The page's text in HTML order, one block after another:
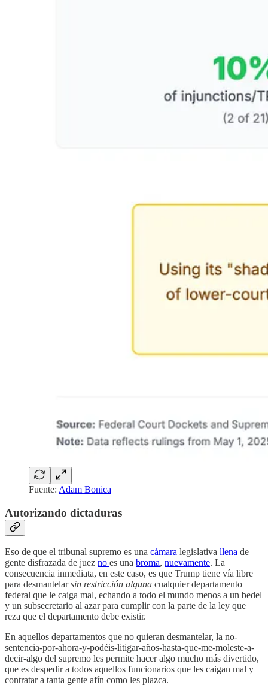
Fuente: Adam Bonica
Autorizando dictaduras
Eso de que el tribunal supremo es una cámara legislativa llena de
gente disfrazada de juez no es una broma, nuevamente. La
consecuencia inmediata, en este caso, es que Trump tiene vía libre
para desmantelarsin restricción alguna cualquier departamento
federal que le caiga mal, echando a todo el mundo menos a un bedel
y un subsecretario al azar para cumplir con la parte de la ley que
reza que el departamento debe existir.
En aquellos departamentos que no quieran desmantelar, la no-
sentencia-por-ahora-y-podéis-litigar-años-hasta-que-me-moleste-a-
decir-algo del supremo les permite hacer algo mucho más divertido,
que es despedir a todos aquellos funcionarios que les caigan mal y
contratar a tanta gente afín como les plazca.